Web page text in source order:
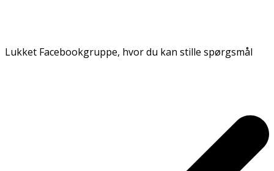
Lukket Facebookgruppe, hvor du kan stille spørgsmål